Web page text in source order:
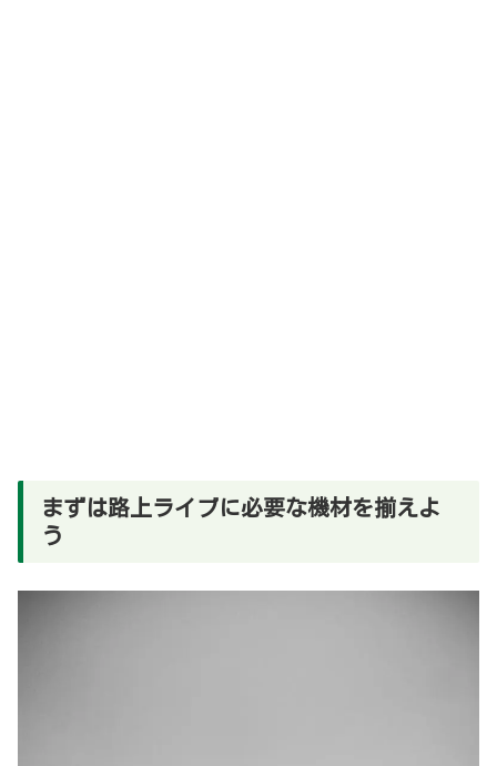
まずは路上ライブに必要な機材を揃えよ
う